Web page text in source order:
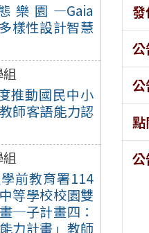
樂園—Gaia
樣性設計智慧
推動國民中小
師客語能力認
前教育署114
等學校校園雙
─子計畫四：
力計畫」教師